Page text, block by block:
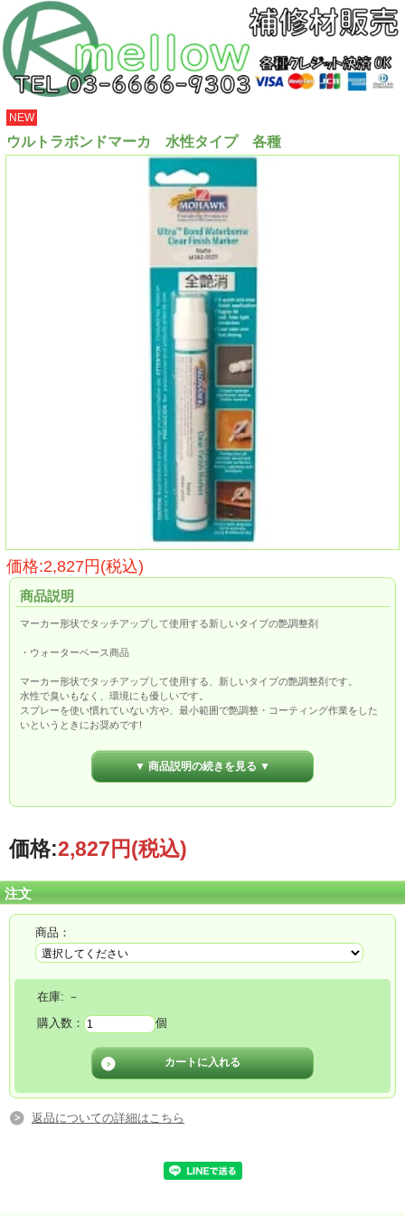
NEW
ウルトラボンドマーカ 水性タイプ 各種
価格:2,827円(税込)
商品説明
マーカー形状でタッチアップして使用する新しいタイプの艶調整剤
・ウォーターベース商品
マーカー形状でタッチアップして使用する、新しいタイプの艶調整剤です。
水性で臭いもなく、環境にも優しいです。
スプレーを使い慣れていない方や、最小範囲で艶調整・コーティング作業をした
いというときにお奨めです!
・用途：木製品、金属、陶器などの上塗り
素材 主成分：水、アクリル樹脂など
主要樹脂 : アクリル樹脂
▼ 商品説明の続きを見る ▼
価格:2,827円(税込)
注文
商品：
在庫: －
購入数：
個
返品についての詳細はこちら